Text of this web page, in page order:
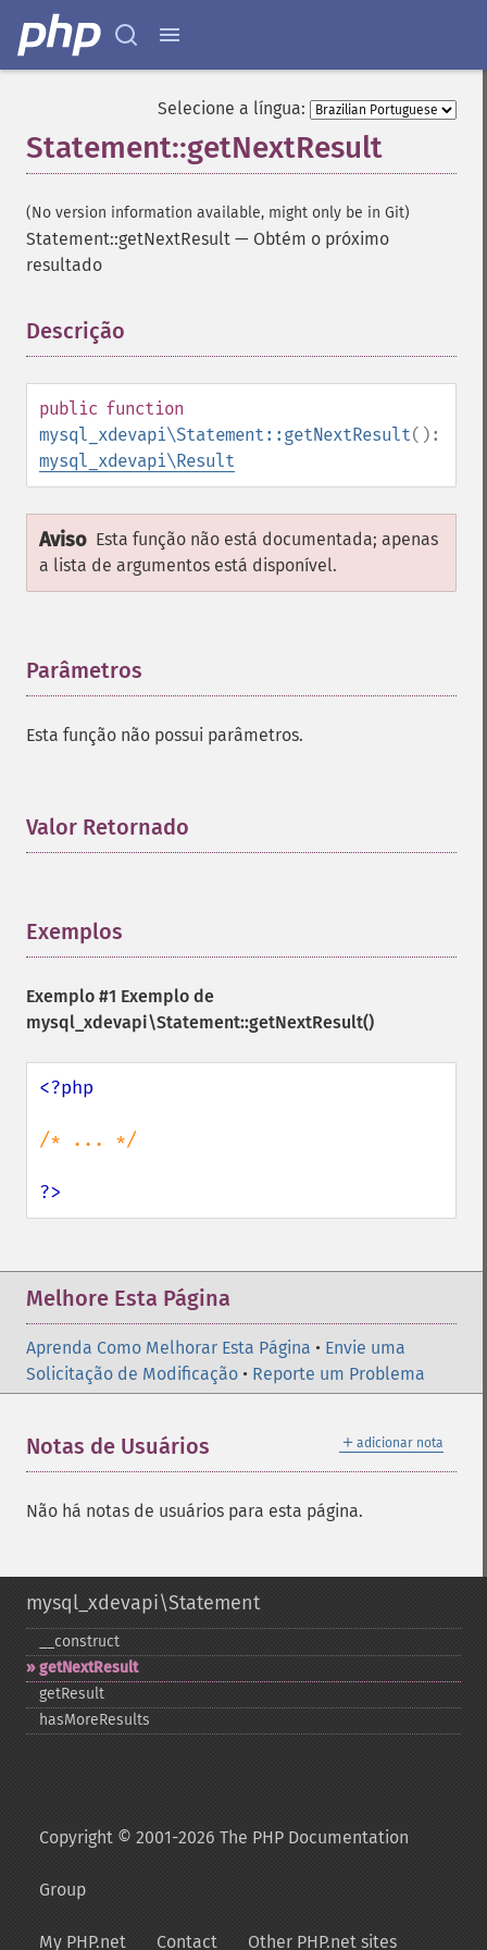
Selecione a língua:
Statement::getNextResult
(No version information available, might only be in Git)
Statement::getNextResult — Obtém o próximo
resultado
Descrição
public function
mysql_xdevapi\Statement::getNextResult():
mysql_xdevapi\Result
Aviso Esta função não está documentada; apenas
a lista de argumentos está disponível.
Parâmetros
Esta função não possui parâmetros.
Valor Retornado
Exemplos
Exemplo #1 Exemplo de
mysql_xdevapi\Statement::getNextResult()
<?php
/* ... */
?>
Melhore Esta Página
Aprenda Como Melhorar Esta Página • Envie uma
Solicitação de Modificação • Reporte um Problema
＋ adicionar nota
Notas de Usuários
Não há notas de usuários para esta página.
mysql_xdevapi\Statement
_​_​construct
getNextResult
getResult
hasMoreResults
Copyright © 2001-2026 The PHP Documentation
Group
My PHP.net Contact Other PHP.net sites